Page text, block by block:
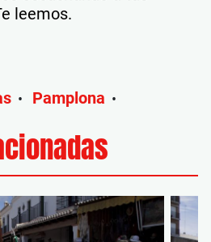
leemos.
• Pamplona •